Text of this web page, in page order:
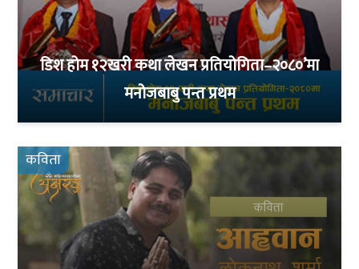
डिश होम १२खरी कथा लेखन प्रतियोगिता–२०८०’मा
मनोजबाबु पन्त प्रथम
कविता